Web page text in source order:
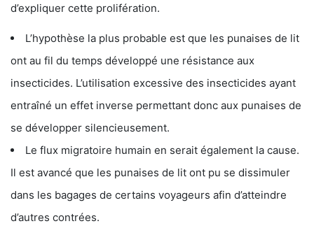
d’expliquer cette prolifération.
L’hypothèse la plus probable est que les punaises de lit
ont au fil du temps développé une résistance aux
insecticides. L’utilisation excessive des insecticides ayant
entraîné un effet inverse permettant donc aux punaises de
se développer silencieusement.
Le flux migratoire humain en serait également la cause.
Il est avancé que les punaises de lit ont pu se dissimuler
dans les bagages de certains voyageurs afin d’atteindre
d’autres contrées.